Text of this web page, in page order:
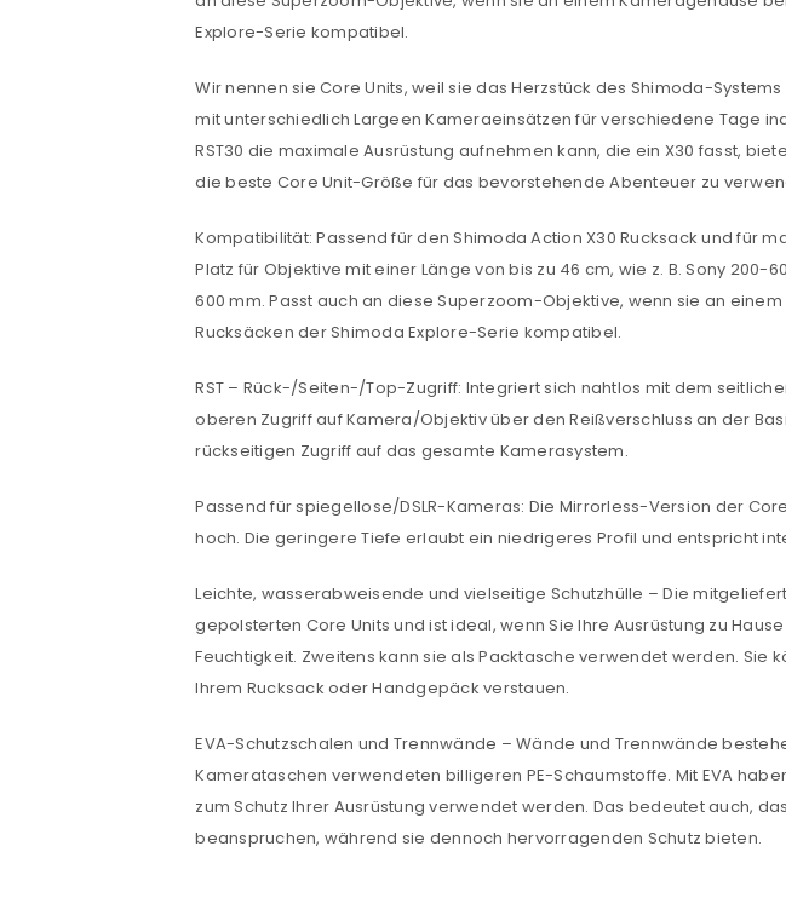
Benutzername oder E-Mail-Adresse*
Anmeldeformular geschützt durch
Angemeldet bleiben
ANMELDEN
Explore-Serie kompatibel.
Wir nennen sie Core Units, weil sie das Herzstück des Shimoda-
mit unterschiedlich Largeen Kameraeinsätzen für verschiedene Tage
RST30 die maximale Ausrüstung aufnehmen kann, die ein X30 fasst,
die beste Core Unit-Größe für das bevorstehende Abenteuer zu
Kompatibilität: Passend für den Shimoda Action X30 Rucksack und für
Platz für Objektive mit einer Länge von bis zu 46 cm, wie z. B. Sony 200-
600 mm. Passt auch an diese Superzoom-Objektive, wenn sie an
Rucksäcken der Shimoda Explore-Serie kompatibel.
RST – Rück-/Seiten-/Top-Zugriff: Integriert sich nahtlos mit dem
oberen Zugriff auf Kamera/Objektiv über den Reißverschluss an der
rückseitigen Zugriff auf das gesamte Kamerasystem.
Passend für spiegellose/DSLR-Kameras: Die Mirrorless-Version der
hoch. Die geringere Tiefe erlaubt ein niedrigeres Profil und entspricht
Leichte, wasserabweisende und vielseitige Schutzhülle – Die
gepolsterten Core Units und ist ideal, wenn Sie Ihre Ausrüstung zu
Feuchtigkeit. Zweitens kann sie als Packtasche verwendet werden.
Ihrem Rucksack oder Handgepäck verstauen.
EVA-Schutzschalen und Trennwände – Wände und Trennwände
Kamerataschen verwendeten billigeren PE-Schaumstoffe. Mit EVA
zum Schutz Ihrer Ausrüstung verwendet werden. Das bedeutet auch,
beanspruchen, während sie dennoch hervorragenden Schutz bieten.